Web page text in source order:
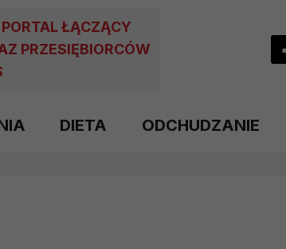
ŁĄCZĄCY
PRZESIĘBIORCÓW
DIETA ODCHUDZANIE